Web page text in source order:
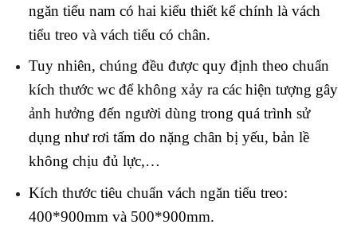
ngăn tiểu nam có hai kiểu thiết kế chính là vách
tiểu treo và vách tiểu có chân.
Tuy nhiên, chúng đều được quy định theo chuẩn
kích thước wc để không xảy ra các hiện tượng gây
ảnh hưởng đến người dùng trong quá trình sử
dụng như rơi tấm do nặng chân bị yếu, bản lề
không chịu đủ lực,…
Kích thước tiêu chuẩn vách ngăn tiểu treo:
400*900mm và 500*900mm.